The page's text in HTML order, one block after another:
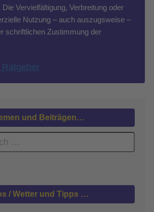
Die Vervielfältigung, Verbreitung oder
Nutzung – auch auszugsweise –
schriftlichen Zustimmung der
und Beiträgen…
/ Wetter und Tipps …